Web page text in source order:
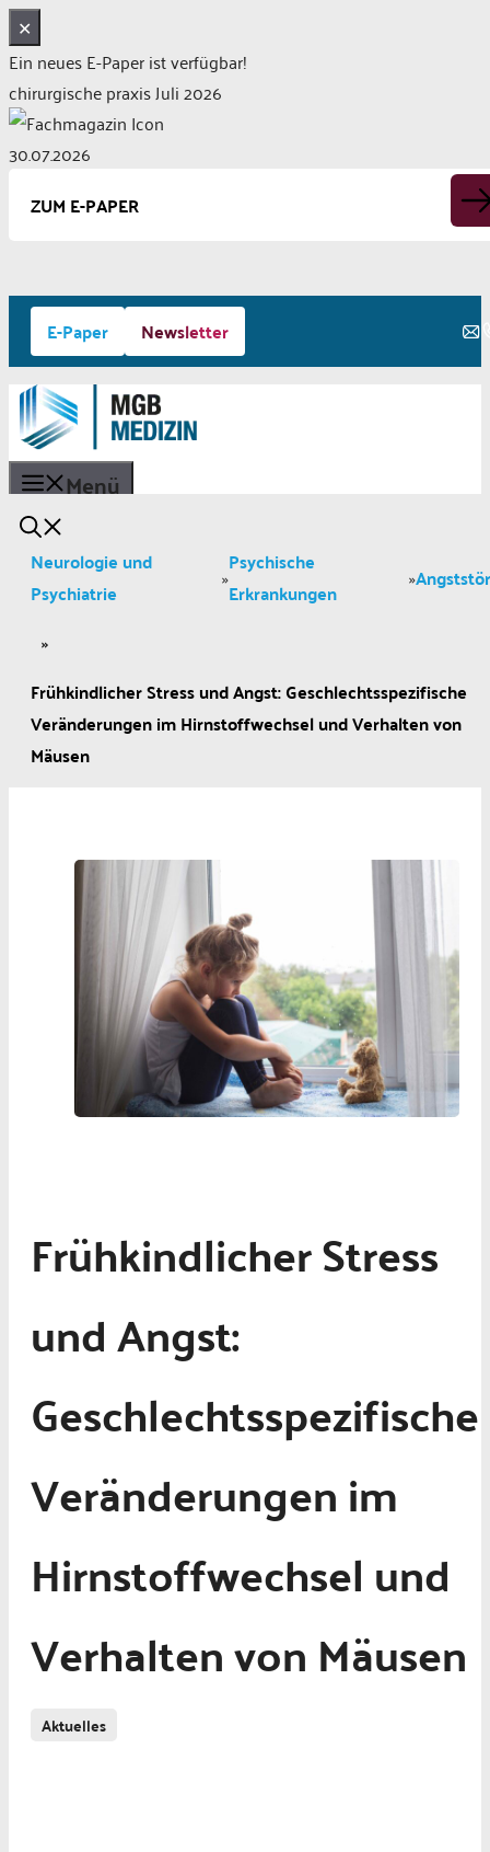
✕
Ein neues E-Paper ist verfügbar!
chirurgische praxis Juli 2026
30.07.2026
ZUM E-PAPER
Zum
Inhalt
springen
E-Paper Newsletter
Menü
Neurologie und
Psychiatrie
»Psychische
Erkrankungen
»
»
Frühkindlicher Stress und Angst: Geschlechtsspezifische
Veränderungen im Hirnstoffwechsel und Verhalten von
Mäusen
Frühkindlicher Stress
und Angst:
Geschlechtsspezifische
Veränderungen im
Hirnstoffwechsel und
Verhalten von Mäusen
Aktuelles